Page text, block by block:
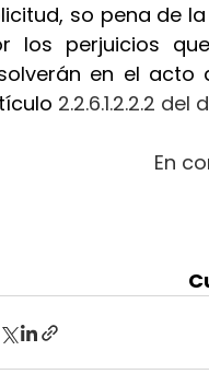
so pena de
los perjuicios
en el acto
2.2.6.1.2.2.2 del
En